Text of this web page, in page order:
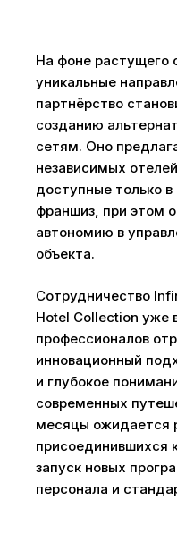
На фоне растущего
уникальные
партнёрство
созданию
сетям. Оно
независимых
доступные только
франшиз, при этом
автономию в
объекта.
Сотрудничество
Hotel Collection уже
профессионалов
инновационный
и глубокое
современных
месяцы ожидается
присоединившихся
запуск новых
персонала и